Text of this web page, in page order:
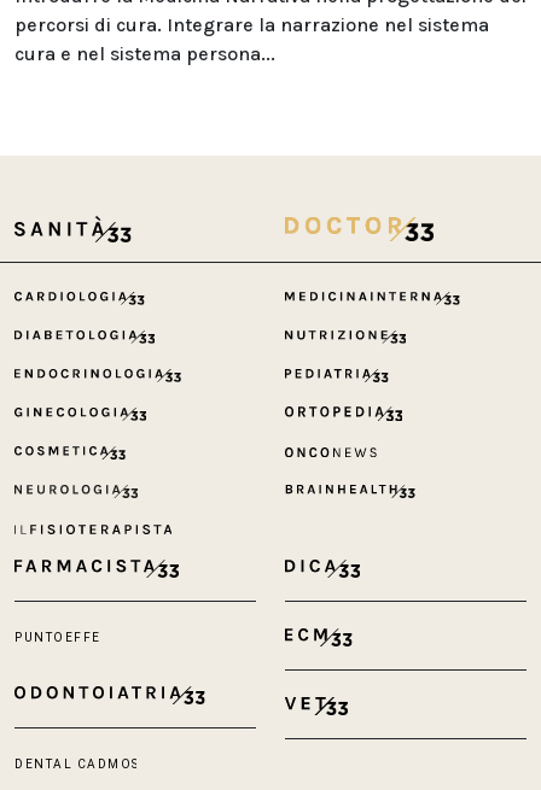
percorsi di cura. Integrare la narrazione nel sistema
cura e nel sistema persona...